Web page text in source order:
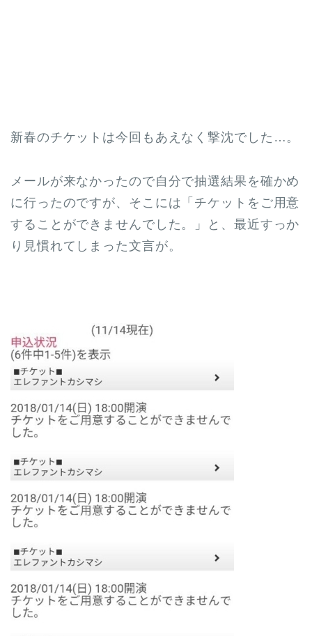
新春のチケットは今回もあえなく撃沈でした…。
メールが来なかったので自分で抽選結果を確かめ
に行ったのですが、そこには「チケットをご用意
することができませんでした。」と、最近すっか
り見慣れてしまった文言が。